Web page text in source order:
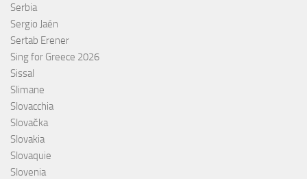
Serbia
Sergio Jaén
Sertab Erener
Sing for Greece 2026
Sissal
Slimane
Slovacchia
Slovačka
Slovakia
Slovaquie
Slovenia